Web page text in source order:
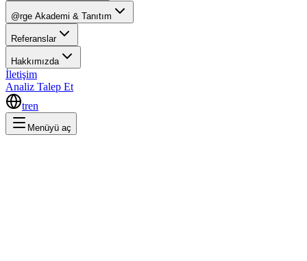
@rge Akademi & Tanıtım
Referanslar
Hakkımızda
İletişim
Analiz Talep Et
tren
Menüyü aç